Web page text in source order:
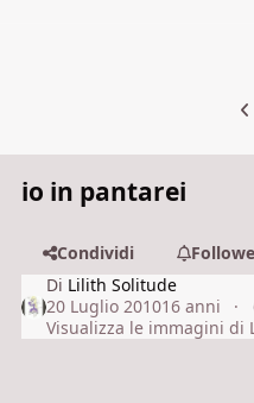
io in pantarei
Condividi
Di Lilith Solitude
20 Luglio 201016 anni
Visualizza le immagini di